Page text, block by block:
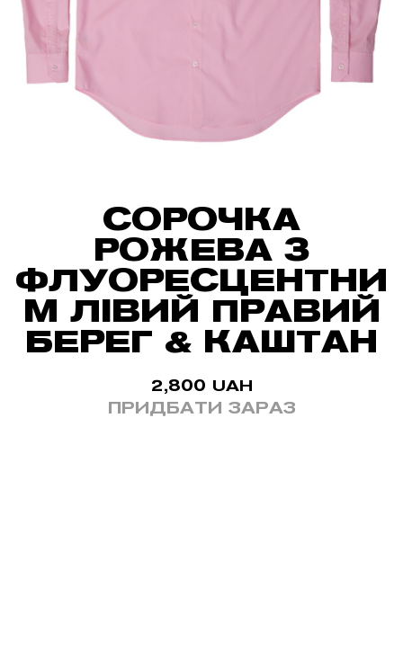
СОРОЧКА
РОЖЕВА З
ФЛУОРЕСЦЕНТНИ
М ЛІВИЙ ПРАВИЙ
БЕРЕГ & КАШТАН
2,800 UAH
ПРИДБАТИ ЗАРАЗ